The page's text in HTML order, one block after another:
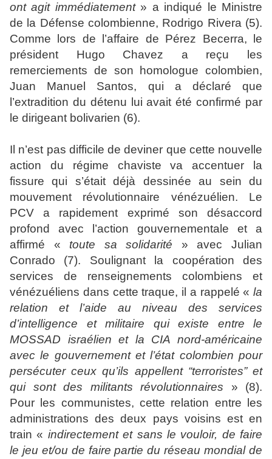
ont agit immédiatement» a indiqué le Ministre
de la Défense colombienne, Rodrigo Rivera (5).
Comme lors de l’affaire de Pérez Becerra, le
président Hugo Chavez a reçu les
remerciements de son homologue colombien,
Juan Manuel Santos, qui a déclaré que
l’extradition du détenu lui avait été confirmé par
le dirigeant bolivarien (6).
Il n’est pas difficile de deviner que cette nouvelle
action du régime chaviste va accentuer la
fissure qui s’était déjà dessinée au sein du
mouvement révolutionnaire vénézuélien. Le
PCV a rapidement exprimé son désaccord
profond avec l’action gouvernementale et a
affirmé « toute sa solidarité » avec Julian
Conrado (7). Soulignant la coopération des
services de renseignements colombiens et
vénézuéliens dans cette traque, il a rappelé « la
relation et l’aide au niveau des services
d’intelligence et militaire qui existe entre le
MOSSAD israélien et la CIA nord-américaine
avec le gouvernement et l’état colombien pour
persécuter ceux qu’ils appellent “terroristes” et
qui sont des militants révolutionnaires » (8).
Pour les communistes, cette relation entre les
administrations des deux pays voisins est en
train « indirectement et sans le vouloir, de faire
le jeu et/ou de faire partie du réseau mondial de